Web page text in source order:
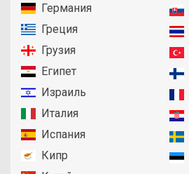
Германия
Греция
Грузия
Египет
Израиль
Италия
Испания
Кипр